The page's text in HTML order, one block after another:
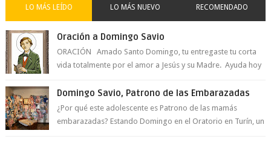
LO MÁS LEÍDO LO MÁS NUEVO RECOMENDADO
Oración a Domingo Savio
ORACIÓN Amado Santo Domingo, tu entregaste tu corta
vida totalmente por el amor a Jesús y su Madre. Ayuda hoy
Domingo Savio, Patrono de las Embarazadas
¿Por qué este adolescente es Patrono de las mamás
embarazadas? Estando Domingo en el Oratorio en Turín, un